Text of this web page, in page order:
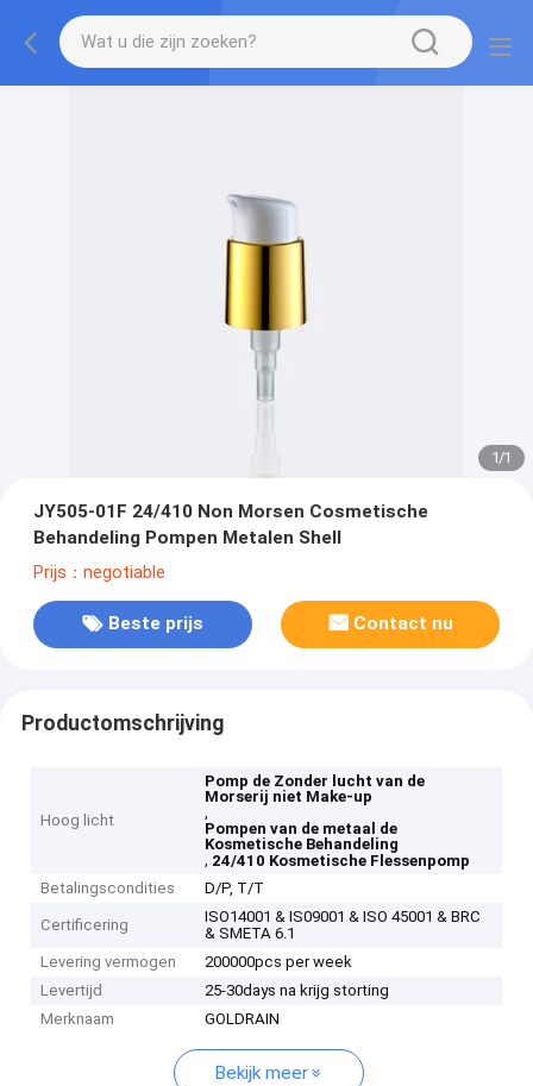
1/1
JY505-01F 24/410 Non Morsen Cosmetische
Behandeling Pompen Metalen Shell
Prijs：negotiable
Beste prijs Contact nu
Productomschrijving
Hoog licht
Pomp de Zonder lucht van de
Morserij niet Make-up
,
Pompen van de metaal de
Kosmetische Behandeling
, 24/410 Kosmetische Flessenpomp
Betalingscondities
D/P, T/T
Certificering
ISO14001 & IS09001 & ISO 45001 & BRC
& SMETA 6.1
Levering vermogen
200000pcs per week
Levertijd
25-30days na krijg storting
Merknaam
GOLDRAIN
Bekijk meer